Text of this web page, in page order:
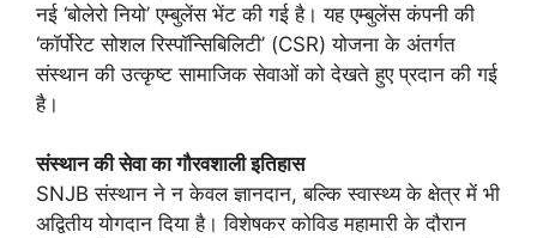
नई ‘बोलेरो नियो’ एम्बुलेंस भेंट की गई है। यह एम्बुलेंस कंपनी की
‘कॉर्पोरेट सोशल रिस्पॉन्सिबिलिटी’ (CSR) योजना के अंतर्गत
संस्थान की उत्कृष्ट सामाजिक सेवाओं को देखते हुए प्रदान की गई
है।
संस्थान की सेवा का गौरवशाली इतिहास
SNJB संस्थान ने न केवल ज्ञानदान, बल्कि स्वास्थ्य के क्षेत्र में भी
अद्वितीय योगदान दिया है। विशेषकर कोविड महामारी के दौरान